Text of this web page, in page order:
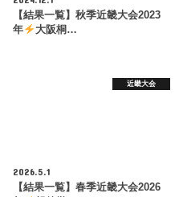
【結果一覧】秋季近畿大会2023
年
大阪桐…
近畿大会
2026.5.1
【結果一覧】春季近畿大会2026